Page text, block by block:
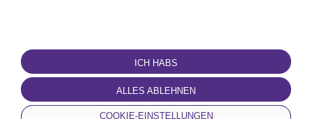
ICH HABS
ALLES ABLEHNEN
COOKIE-EINSTELLUNGEN
NUTZUNGSBEDINGUNGEN
Geschäftsbedingungen
Datenschutz-
Bestimmungen
Cookie-Richtlinie
LADEN SIE DIE APP
HERUNTER